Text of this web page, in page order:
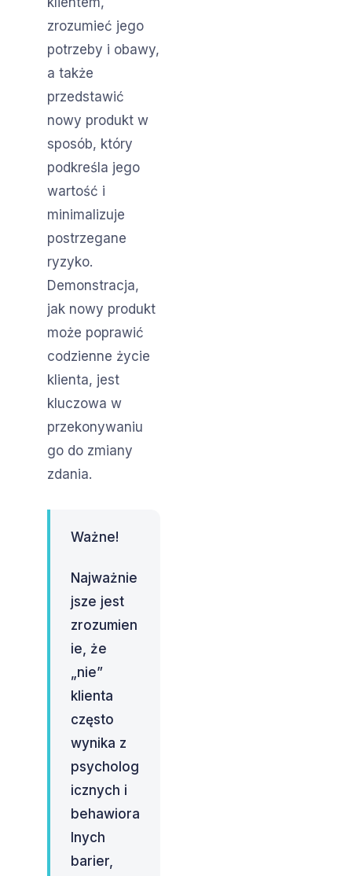
zrozumieć jego
potrzeby i obawy,
a także
przedstawić
nowy produkt w
sposób, który
podkreśla jego
wartość i
minimalizuje
postrzegane
ryzyko.
Demonstracja,
jak nowy produkt
może poprawić
codzienne życie
klienta, jest
kluczowa w
przekonywaniu
go do zmiany
zdania.
Ważne!
Najważnie
jsze jest
zrozumien
ie, że
„nie”
klienta
często
wynika z
psycholog
icznych i
behawiora
lnych
barier,